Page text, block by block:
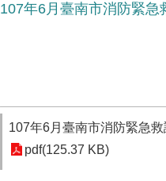
107年6月臺南市消防緊
107年6月臺南市消防緊急
pdf(125.37 KB)